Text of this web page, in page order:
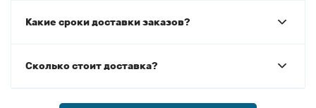
Какие сроки доставки заказов?
Сколько стоит доставка?